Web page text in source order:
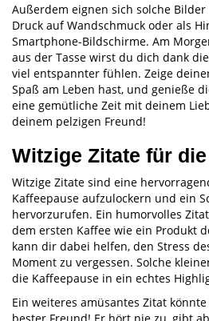
Außerdem eignen sich solche
Druck auf Wandschmuck oder als
Smartphone-Bildschirme. Am
aus der Tasse wirst du dich dank
viel entspannter fühlen. Zeige
Spaß am Leben hast, und genieße
eine gemütliche Zeit mit deinem
deinem pelzigen Freund!
Witzige Zitate für
Witzige Zitate sind eine
Kaffeepause aufzulockern und ein
hervorzurufen. Ein humorvolles
dem ersten Kaffee wie ein Produkt
kann dir dabei helfen, den Stress
Moment zu vergessen. Solche
die Kaffeepause in ein echtes
Ein weiteres amüsantes Zitat